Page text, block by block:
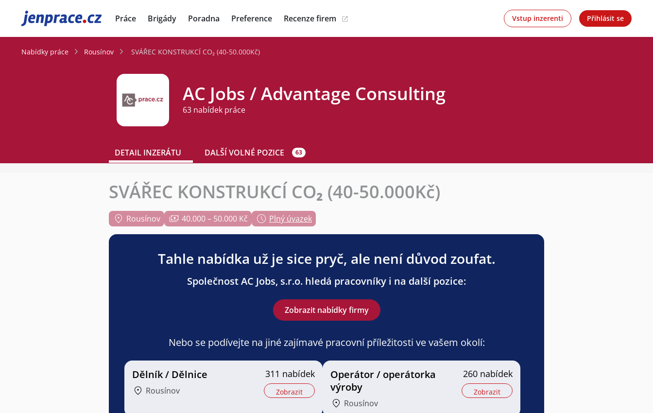
JenPráce.cz Práce Brigády Poradna Preference Recenze firem Vstup inzerenti Přihlásit se
Nabídky práce Rousínov SVÁŘEC KONSTRUKCÍ CO₂ (40-50.000Kč)
AC Jobs / Advantage Consulting
63 nabídek práce
DETAIL INZERÁTU DALŠÍ VOLNÉ POZICE 63
SVÁŘEC KONSTRUKCÍ CO₂ (40-50.000Kč)
Rousínov 40.000 – 50.000 Kč Plný úvazek
Tahle nabídka už je sice pryč, ale není důvod zoufat.
Společnost AC Jobs, s.r.o. hledá pracovníky i na další pozice:
Zobrazit nabídky firmy
Nebo se podívejte na jiné zajímavé pracovní příležitosti ve vašem okolí:
Dělník / Dělnice
Rousínov
311 nabídek
Zobrazit
Operátor / operátorka
výroby
Rousínov
260 nabídek
Zobrazit